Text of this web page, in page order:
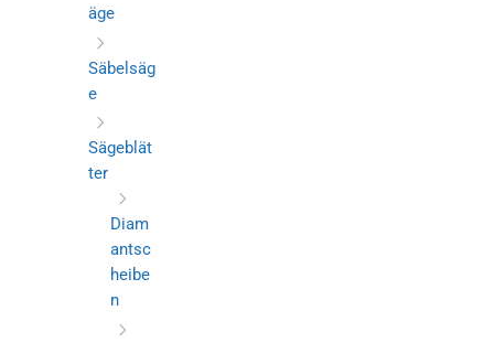
äge
Säbelsäg
e
Sägeblät
ter
Diam
antsc
heibe
n